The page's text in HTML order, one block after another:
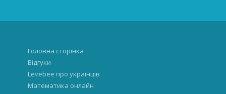
Головна сторінка
Відгуки
Levebee про українців
Математика онлайн